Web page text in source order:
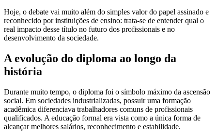
Hoje, o debate vai muito além do simples valor do papel assinado e
reconhecido por instituições de ensino: trata-se de entender qual o
real impacto desse título no futuro dos profissionais e no
desenvolvimento da sociedade.
A evolução do diploma ao longo da
história
Durante muito tempo, o diploma foi o símbolo máximo da ascensão
social. Em sociedades industrializadas, possuir uma formação
acadêmica diferenciava trabalhadores comuns de profissionais
qualificados. A educação formal era vista como a única forma de
alcançar melhores salários, reconhecimento e estabilidade.